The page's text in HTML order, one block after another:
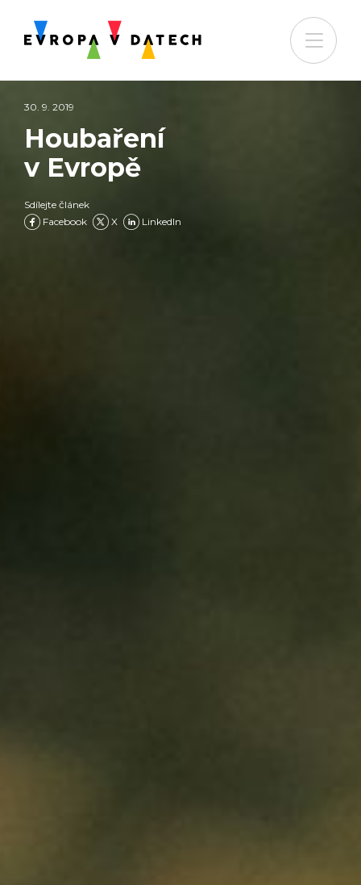
30. 9. 2019
Houbaření
v Evropě
Sdílejte článek
Facebook
X LinkedIn